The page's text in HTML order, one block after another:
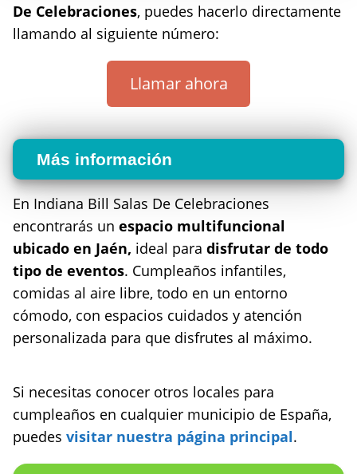
De Celebraciones, puedes hacerlo directamente
llamando al siguiente número:
Llamar ahora
Más información
En Indiana Bill Salas De Celebraciones
encontrarás un espacio multifuncional
ubicado en Jaén, ideal para disfrutar de todo
tipo de eventos. Cumpleaños infantiles,
comidas al aire libre, todo en un entorno
cómodo, con espacios cuidados y atención
personalizada para que disfrutes al máximo.
Si necesitas conocer otros locales para
cumpleaños en cualquier municipio de España,
puedes visitar nuestra página principal.